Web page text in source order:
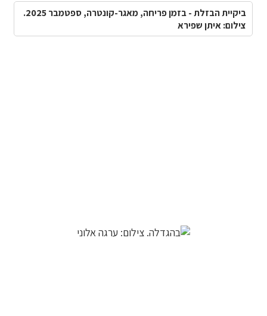
ביקיית הבזלת - בזמן פריחה, מאגר-קונטרה, ספטמבר 2025.
צילום: איתן שפירא